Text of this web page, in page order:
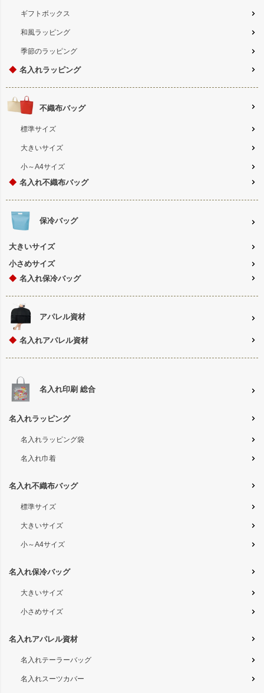
ギフトボックス
和風ラッピング
季節のラッピング
◆ 名入れラッピング
不織布バッグ
標準サイズ
大きいサイズ
小～A4サイズ
◆ 名入れ不織布バッグ
保冷バッグ
大きいサイズ
小さめサイズ
◆ 名入れ保冷バッグ
アパレル資材
◆ 名入れアパレル資材
名入れ印刷 総合
名入れラッピング
名入れラッピング袋
名入れ巾着
名入れ不織布バッグ
標準サイズ
大きいサイズ
小～A4サイズ
名入れ保冷バッグ
大きいサイズ
小さめサイズ
名入れアパレル資材
名入れテーラーバッグ
名入れスーツカバー